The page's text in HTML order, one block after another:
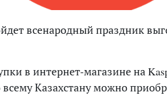
всенародный праздник
в интернет-магазине на
Казахстану можно